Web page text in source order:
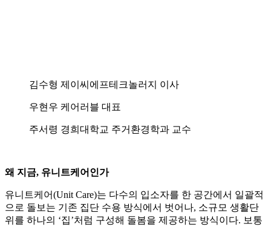
김수형 제이씨에프테크놀러지 이사
우현우 케어러블 대표
주서령 경희대학교 주거환경학과 교수
왜 지금, 유니트케어인가
유니트케어(Unit Care)는 다수의 입소자를 한 공간에서 일괄적
으로 돌보는 기존 집단 수용 방식에서 벗어나, 소규모 생활단
위를 하나의 ‘집’처럼 구성해 돌봄을 제공하는 방식이다. 보통